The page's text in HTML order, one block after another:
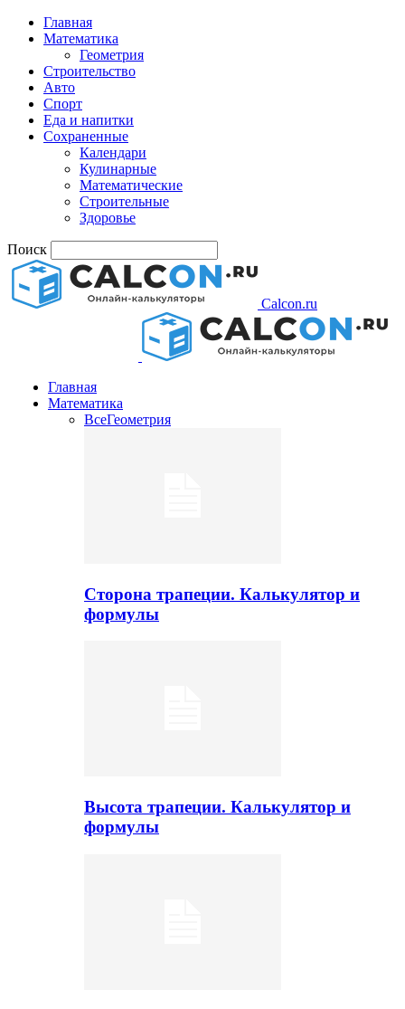
Главная
Математика
Геометрия
Строительство
Авто
Спорт
Еда и напитки
Сохраненные
Календари
Кулинарные
Математические
Строительные
Здоровье
Поиск
Calcon.ru
Главная
Математика
ВсеГеометрия
Сторона трапеции. Калькулятор и
формулы
Высота трапеции. Калькулятор и
формулы